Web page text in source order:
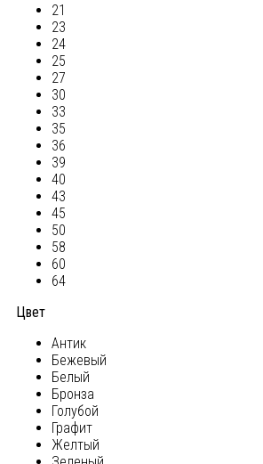
21
23
24
25
27
30
33
35
36
39
40
43
45
50
58
60
64
Цвет
Антик
Бежевый
Белый
Бронза
Голубой
Графит
Желтый